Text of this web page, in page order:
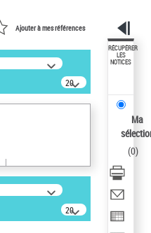
Ajouter à mes références
20
résultats/page
20
résultats/page
RÉCUPÉRER
LES
NOTICES
Ma
(0)